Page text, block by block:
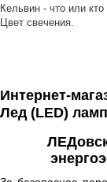
Кельвин - что или кто
Цвет свечения.
Интернет-
Лед (LED)